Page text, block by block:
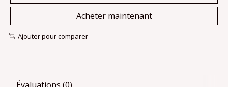
Acheter maintenant
Ajouter pour comparer